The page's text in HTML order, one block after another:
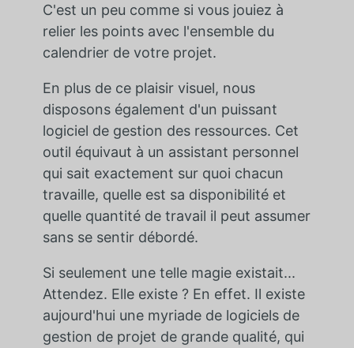
C'est un peu comme si vous jouiez à
relier les points avec l'ensemble du
calendrier de votre projet.
En plus de ce plaisir visuel, nous
disposons également d'un puissant
logiciel de gestion des ressources. Cet
outil équivaut à un assistant personnel
qui sait exactement sur quoi chacun
travaille, quelle est sa disponibilité et
quelle quantité de travail il peut assumer
sans se sentir débordé.
Si seulement une telle magie existait...
Attendez. Elle existe ? En effet. Il existe
aujourd'hui une myriade de logiciels de
gestion de projet de grande qualité, qui